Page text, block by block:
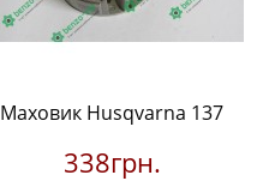
Маховик Husqvarna 137
338грн.